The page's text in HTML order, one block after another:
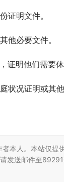
证明文件。
他必要文件。
证明他们需要休
状况证明或其他
本人。本站仅提
发送邮件至